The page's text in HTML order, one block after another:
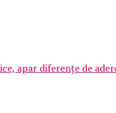
apar diferențe de